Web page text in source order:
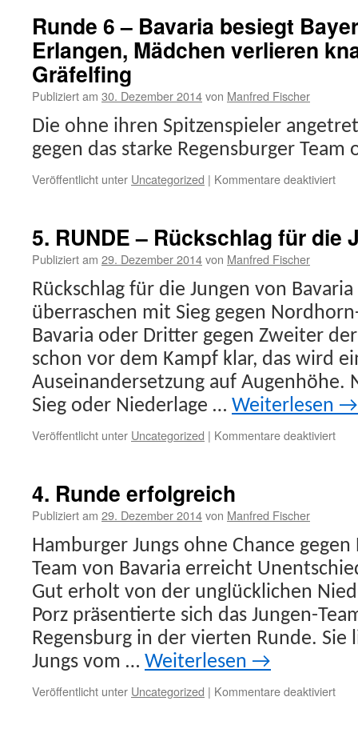
in
der
Runde 6 – Bavaria besiegt
Erlangen, Mädchen verlieren
Gräfelfing
Publiziert am 30. Dezember 2014von Manfred Fischer
Die ohne ihren Spitzenspieler
gegen das starke Regensburger Team
Veröffentlicht unter Uncategorized | Kommentare deaktiviertfür
5. RUNDE – Rückschlag für die
Publiziert am 29. Dezember 2014von Manfred Fischer
Rückschlag für die Jungen von
überraschen mit Sieg gegen
Bavaria oder Dritter gegen Zweiter
schon vor dem Kampf klar, das wird
Auseinandersetzung auf Augenhöhe.
Sieg oder Niederlage … Weiterlesen →
Veröffentlicht unter Uncategorized | Kommentare deaktiviertfür
von
4. Runde erfolgreich
Publiziert am 29. Dezember 2014von Manfred Fischer
Hamburger Jungs ohne Chance
Team von Bavaria erreicht
Gut erholt von der unglücklichen
Porz präsentierte sich das Jungen-
Regensburg in der vierten Runde. Sie
Jungs vom … Weiterlesen →
Veröffentlicht unter Uncategorized | Kommentare deaktiviertfür